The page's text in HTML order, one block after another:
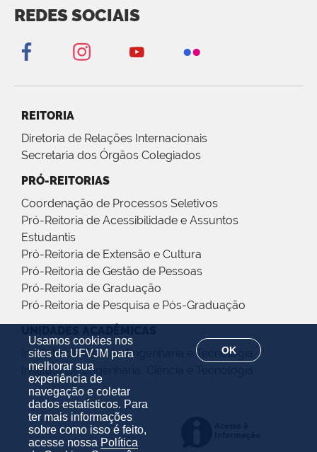
Usamos cookies nos
sites da UFVJM para
melhorar sua
experiência de
navegação e coletar
dados estatísticos. Para
ter mais informações
sobre como isso é feito,
acesse nossa Política
OK
REDES SOCIAIS
REITORIA
Diretoria de Relações Internacionais
Secretaria dos Órgãos Colegiados
PRÓ-REITORIAS
Coordenação de Processos Seletivos
Pró-Reitoria de Acessibilidade e Assuntos
Estudantis
Pró-Reitoria de Extensão e Cultura
Pró-Reitoria de Gestão de Pessoas
Pró-Reitoria de Graduação
Pró-Reitoria de Pesquisa e Pós-Graduação
Instituto de Ciência, Engenharia e Tecnologia
Instituto de Engenharia, Ciência e Tecnologia